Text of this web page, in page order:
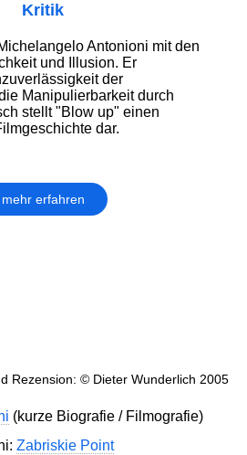
Kritik
Antonioni mit den
und Illusion. Er
der
Manipulierbarkeit durch
stellt "Blow up" einen
dar.
mehr erfahren
Rezension: © Dieter Wunderlich 2005
(kurze Biografie / Filmografie)
Zabriskie Point